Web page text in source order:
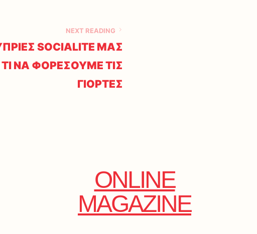
NEXT READING
SOCIALITE ΜΑΣ
ΝΑ ΦΟΡΕΣΟΥΜΕ ΤΙΣ
ΓΙΟΡΤΕΣ
ONLINE
MAGAZINE